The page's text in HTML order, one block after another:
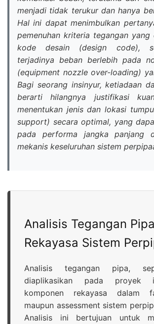
menjadi tidak terukur dan hanya
Hal ini dapat menimbulkan
pemenuhan kriteria tegangan yang
kode desain (design code),
terjadinya beban berlebih pada
(equipment nozzle over-loading)
Bagi seorang insinyur, ketiadaan
berarti hilangnya justifikasi
menentukan jenis dan lokasi
support) secara optimal, yang
pada performa jangka panjang
mekanis keseluruhan sistem
Analisis Tegangan
Rekayasa Sistem
Analisis tegangan pipa,
diaplikasikan pada proyek
komponen rekayasa dalam
maupun assessment sistem
Analisis ini bertujuan untuk